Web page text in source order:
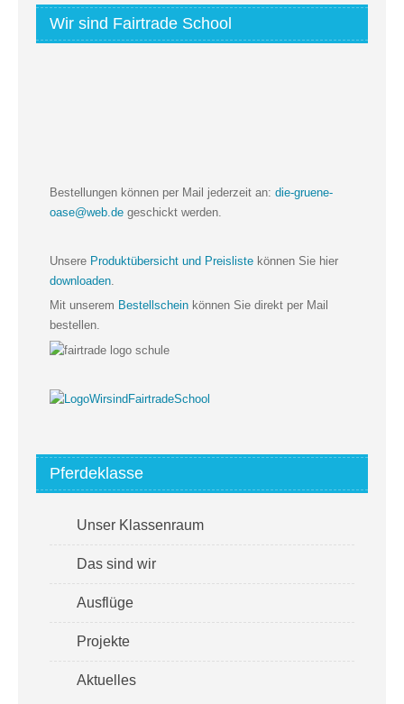
Wir sind Fairtrade School
Bestellungen können per Mail jederzeit an: die-gruene-
oase@web.de geschickt werden.
Unsere Produktübersicht und Preisliste können Sie hier
downloaden.
Mit unserem Bestellschein können Sie direkt per Mail
bestellen.
Pferdeklasse
Unser Klassenraum
Das sind wir
Ausflüge
Projekte
Aktuelles